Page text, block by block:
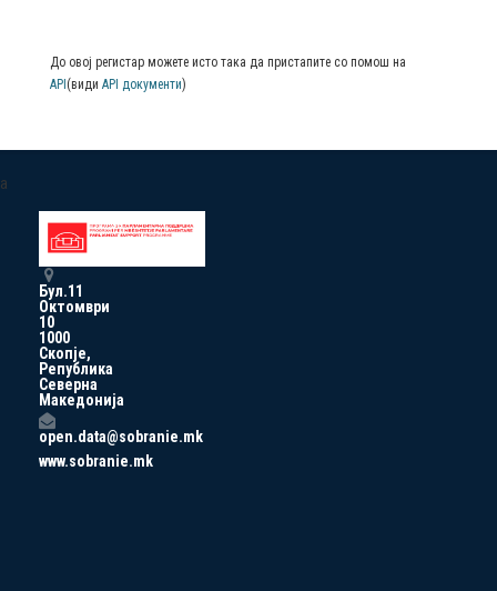
До овој регистар можете исто така да пристапите со помош на
API (види API документи)
a
Бул.11
Октомври
10
1000
Скопје,
Република
Северна
Македонија
open.data@sobranie.mk
www.sobranie.mk